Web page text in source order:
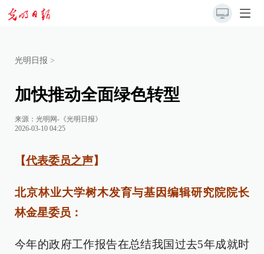
光明日报 >
加快推动全面绿色转型
来源： 光明网-《光明日报》
2026-03-10 04:25
【代表委员之声】
北京林业大学树木发育与基因编辑研究院院长
林金星委员：
今年的政府工作报告在总结我国过去5年成就时